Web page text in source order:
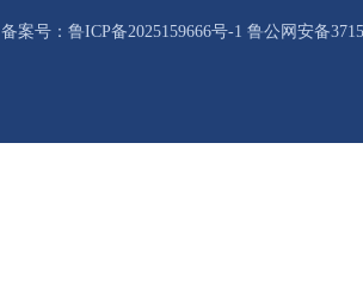
备案号：鲁ICP备2025159666号-1 鲁公网安备